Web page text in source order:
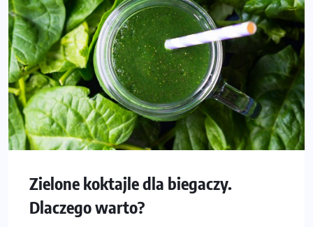
Zielone koktajle dla biegaczy.
Dlaczego warto?